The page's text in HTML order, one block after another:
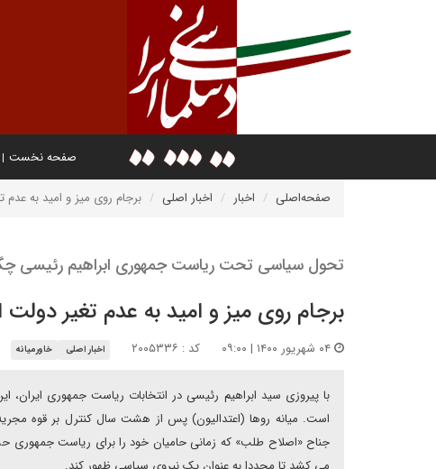
صفحه نخست
صفحه‌اصلی اخبار اخبار اصلی برجام روی میز و امید به عدم
تحول سیاسی تحت ریاست جمهوری ابراهیم رئیسی
برجام روی میز و امید به عدم تغیر دولت
کد : ۲۰۰۵۳۳۶ اخبار اصلی خاورمیانه
با پیروزی سید ابراهیم رئیسی در انتخابات ریاست جمهوری
است. میانه روها (اعتدالیون) پس از هشت سال کنترل بر قوه
جناح «اصلاح طلب» که زمانی حامیان خود را برای ریاست